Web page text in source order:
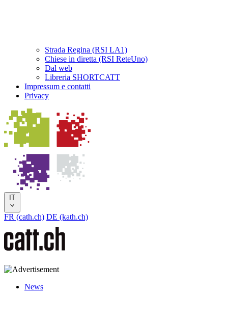
Strada Regina (RSI LA1)
Chiese in diretta (RSI ReteUno)
Dal web
Libreria SHORTCATT
Impressum e contatti
Privacy
IT
FR (cath.ch) DE (kath.ch)
News